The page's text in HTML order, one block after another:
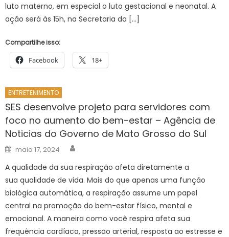
luto materno, em especial o luto gestacional e neonatal. A
ação será às 15h, na Secretaria da […]
Compartilhe isso:
Facebook 18+
ENTRETENIMENTO
SES desenvolve projeto para servidores com
foco no aumento do bem-estar – Agência de
Noticias do Governo de Mato Grosso do Sul
Posted
on
maio 17, 2024
A qualidade da sua respiração afeta diretamente a
sua qualidade de vida. Mais do que apenas uma função
biológica automática, a respiração assume um papel
central na promoção do bem-estar físico, mental e
emocional. A maneira como você respira afeta sua
frequência cardíaca, pressão arterial, resposta ao estresse e